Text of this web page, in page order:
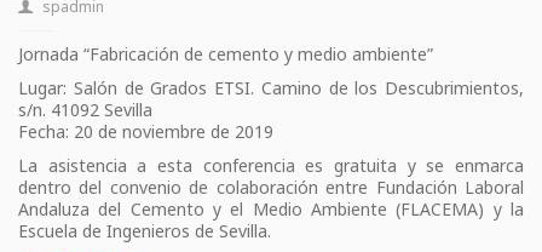
spadmin
Jornada “Fabricación de cemento y medio ambiente”
Lugar: Salón de Grados ETSI. Camino de los Descubrimientos,
s/n. 41092 Sevilla
Fecha: 20 de noviembre de 2019
La asistencia a esta conferencia es gratuita y se enmarca
dentro del convenio de colaboración entre Fundación Laboral
Andaluza del Cemento y el Medio Ambiente (FLACEMA) y la
Escuela de Ingenieros de Sevilla.